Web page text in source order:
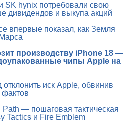
SK hynix потребовали свою
и выкупа акций
впервые показал, как Земля
производству iPhone 18 —
чипы Apple на
иск Apple, обвинив
фактов
— пошаговая тактическая
Tactics и Fire Emblem